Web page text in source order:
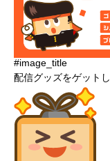
#image_title
配信グッズをゲット